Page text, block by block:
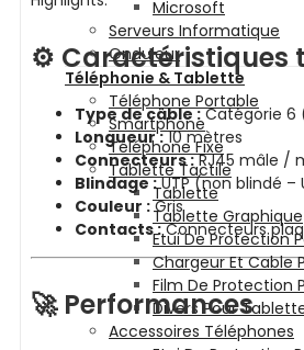
Microsoft
Serveurs Informatique
Onduleur
Téléphonie & Tablette
Téléphone Portable
Smartphone
Téléphone Fixe
Tablette Tactile
Tablette
Tablette Graphique
Etui De Protection
Chargeur Et Cable
Film De Protection
Divers Pour
Accessoires Téléphones
⚙️ Caractéristiques
Type de câble :Catégorie 6
Longueur :10 mètres
Connecteurs :RJ45 mâle /
Blindage :UTP (non blindé –
Couleur :Gris
Contacts :Connecteurs
🚀 Performances